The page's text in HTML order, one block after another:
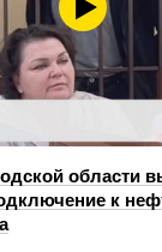
области
к